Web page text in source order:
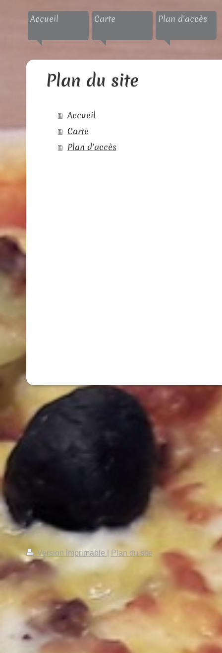
Accueil Carte Plan d'accès
Plan du site
Accueil
Carte
Plan d'accès
Version imprimable Plan du site